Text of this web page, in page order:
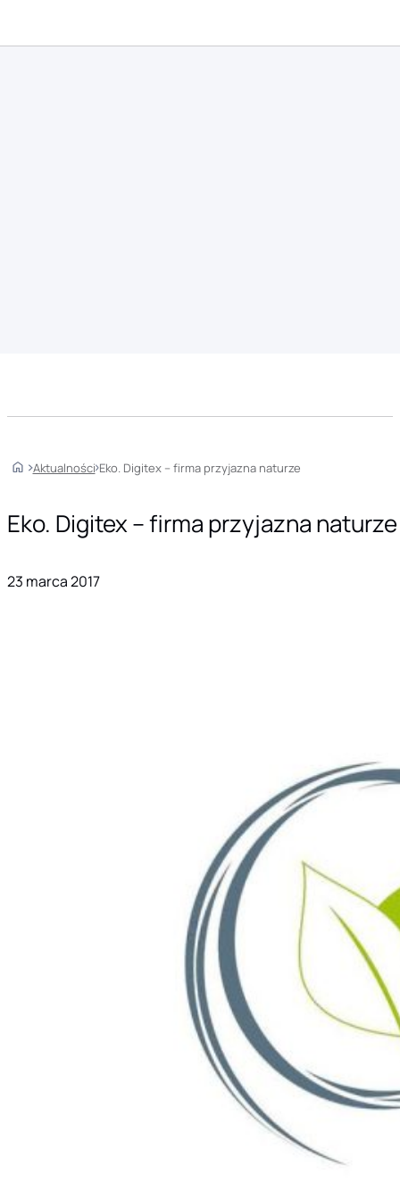
Aktualności Eko. Digitex – firma przyjazna naturze
Eko. Digitex – firma przyjazna naturze
23 marca 2017